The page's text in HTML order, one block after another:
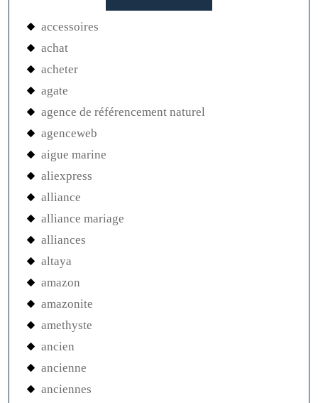
accessoires
achat
acheter
agate
agence de référencement naturel
agenceweb
aigue marine
aliexpress
alliance
alliance mariage
alliances
altaya
amazon
amazonite
amethyste
ancien
ancienne
anciennes